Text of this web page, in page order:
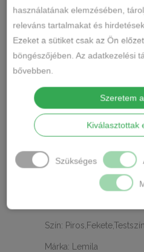
SKU 76106
KATEGÓRIA Melltartó
CÍMKÉK fekete,
Márka:
MEGOSZTÁS
Anyaga:85% nejlon,15%
Szín: Piros,Fekete,Testszín
Márka: Lemila
használatának elemzésében,
releváns tartalmakat és
Ezeket a sütiket csak az Ön
böngészőjében. Az adatkezelési
bővebben.
Szeretem
Kiválasztottak
Szükséges